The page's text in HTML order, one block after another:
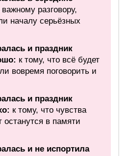
важному разговору,
началу серьёзных
и праздник
к тому, что всё будет
вовремя поговорить и
и праздник
к тому, что чувства
останутся в памяти
и не испортила